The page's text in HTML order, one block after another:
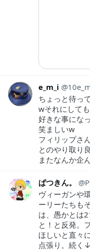
e_m_i
ちょっと待っ
wそれにして
好きな事にな
笑ましいw
フィリップさ
とのやり取り
またなんか企
ぱつきん。
ヴィーガンや
ーリーたちも
は、愚かとは
と！と反発。
ほしいと直々
点張り。続く↓